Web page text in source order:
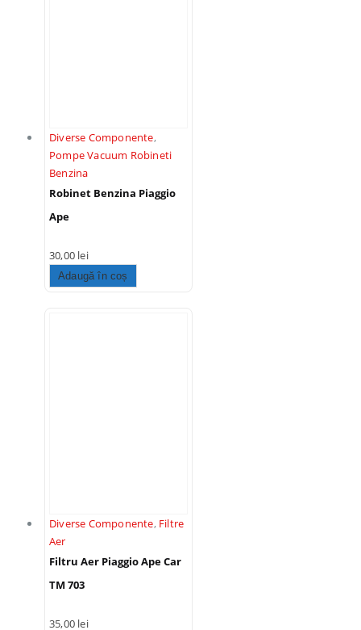
Diverse Componente,
Pompe Vacuum Robineti
Benzina
Robinet Benzina Piaggio
Ape
30,00 lei
Adaugă în coș
Diverse Componente, Filtre
Aer
Filtru Aer Piaggio Ape Car
TM 703
35,00 lei